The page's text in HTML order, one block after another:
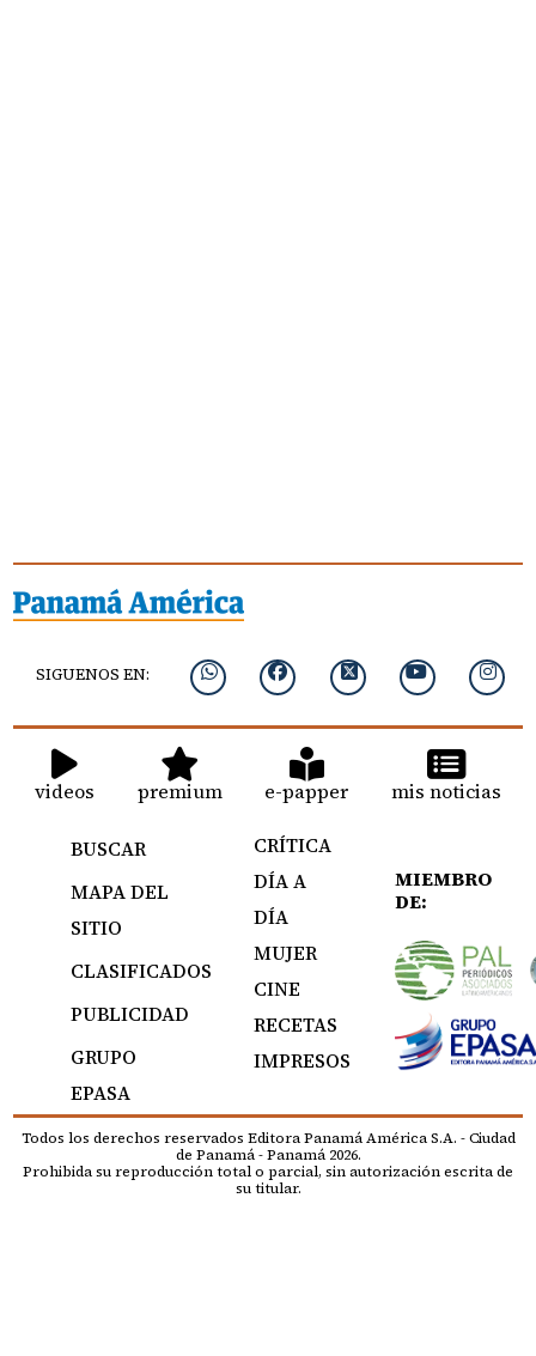
SIGUENOS EN:
videos premium e-papper mis noticias
BUSCAR
MAPA DEL
SITIO
CLASIFICADOS
PUBLICIDAD
GRUPO
EPASA
CRÍTICA
DÍA A
DÍA
MUJER
CINE
RECETAS
IMPRESOS
MIEMBRO
DE:
Todos los derechos reservados Editora Panamá América S.A. - Ciudad
de Panamá - Panamá 2026.
Prohibida su reproducción total o parcial, sin autorización escrita de
su titular.